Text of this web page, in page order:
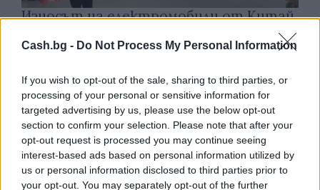
Cash.bg - Do Not Process My Personal Information
If you wish to opt-out of the sale, sharing to third parties, or
processing of your personal or sensitive information for
targeted advertising by us, please use the below opt-out
section to confirm your selection. Please note that after your
opt-out request is processed you may continue seeing
interest-based ads based on personal information utilized by
us or personal information disclosed to third parties prior to
your opt-out. You may separately opt-out of the further
Износът на електромобили от Китай
06.08.2026 / 16:30